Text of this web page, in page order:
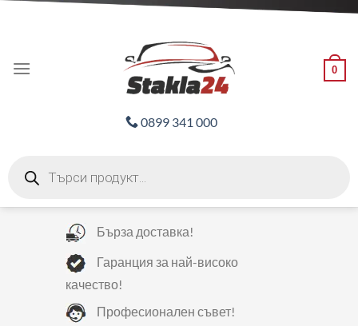
0
0899 341 000
search
Бърза доставка!
Гаранция за най-високо
качество!
Професионален съвет!